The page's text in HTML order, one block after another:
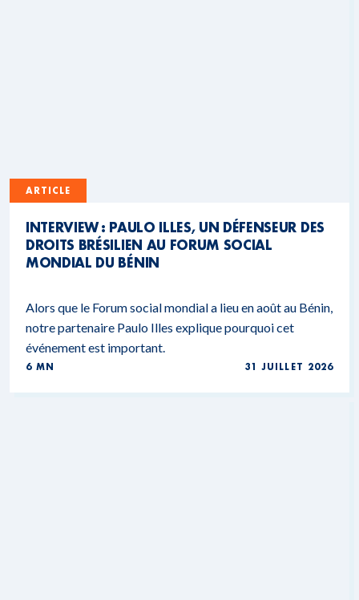
ARTICLE
INTERVIEW : PAULO ILLES, UN DÉFENSEUR DES
DROITS BRÉSILIEN AU FORUM SOCIAL
MONDIAL DU BÉNIN
Alors que le Forum social mondial a lieu en août au Bénin,
notre partenaire Paulo Illes explique pourquoi cet
événement est important.
6 MN 31 JUILLET 2026